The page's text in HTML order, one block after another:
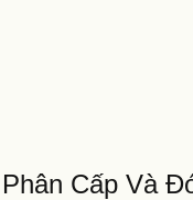
Cấp Và